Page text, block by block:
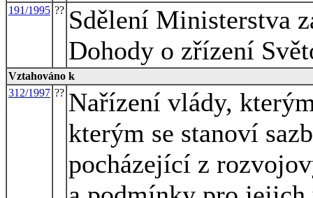
191/1995 ?? Sdělení Ministerstva
Dohody o zřízení
Vztahováno k
312/1997 ?? Nařízení vlády,
kterým se stanoví
pocházející z